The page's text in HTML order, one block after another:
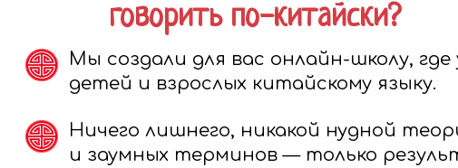
говорить по-китайски?
Мы создали для вас онлайн-школу, где
детей и взрослых китайскому языку.
Ничего лишнего, никакой нудной
и заумных терминов — только